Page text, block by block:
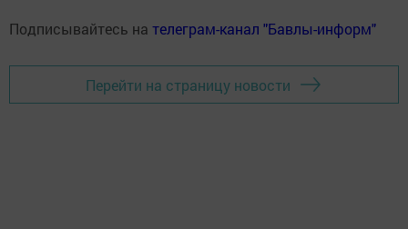
Подписывайтесь на телеграм-канал "Бавлы-информ"
Перейти на страницу новости